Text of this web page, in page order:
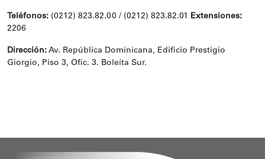
Teléfonos: (0212) 823.82.00 / (0212) 823.82.01 Extensiones:
2206
Dirección: Av. República Dominicana, Edificio Prestigio
Giorgio, Piso 3, Ofic. 3. Boleíta Sur.